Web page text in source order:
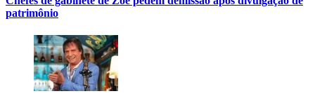
patrimônio